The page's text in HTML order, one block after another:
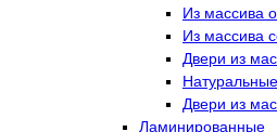
Из массива
Из массива
Двери из
Натуральные
Двери из
Ламинированные